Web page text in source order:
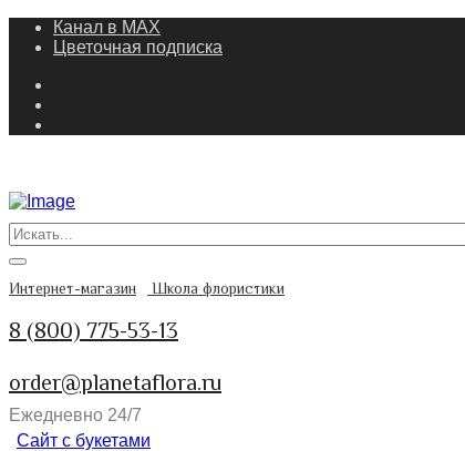
Канал в MAX
Цветочная подписка
Интернет-магазин Школа флористики
8 (800) 775-53-13
order@planetaflora.ru
Ежедневно 24/7
Сайт с букетами